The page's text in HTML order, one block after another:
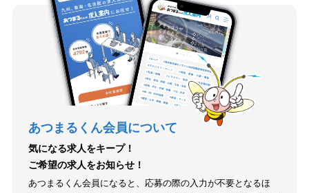
あつまるくん会員について
気になる求人をキープ！
ご希望の求人をお知らせ！
あつまるくん会員になると、応募の際の入力が不要となるほ